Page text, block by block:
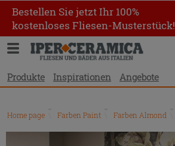
Bestellen Sie jetzt Ihr 100%
kostenloses Fliesen-Musterstück!
Produkte Inspirationen Angebote
Home page Farben Paint Farben Almond